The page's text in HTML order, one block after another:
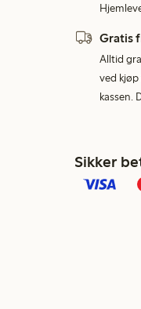
Gratis
Alltid
ved
kassen.
Sikker